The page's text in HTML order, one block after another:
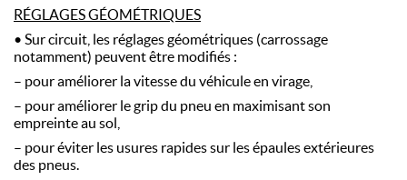
RÉGLAGES GÉOMÉTRIQUES
• Sur circuit, les réglages géométriques (carrossage
notamment) peuvent être modifiés :
– pour améliorer la vitesse du véhicule en virage,
– pour améliorer le grip du pneu en maximisant son
empreinte au sol,
– pour éviter les usures rapides sur les épaules extérieures
des pneus.